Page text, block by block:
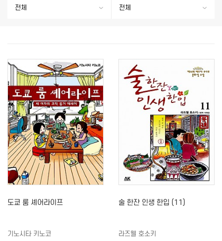
전체 전체
도쿄 룸 셰어라이프
기노시타 키노코
술 한잔 인생 한입 (11)
라즈웰 호소키